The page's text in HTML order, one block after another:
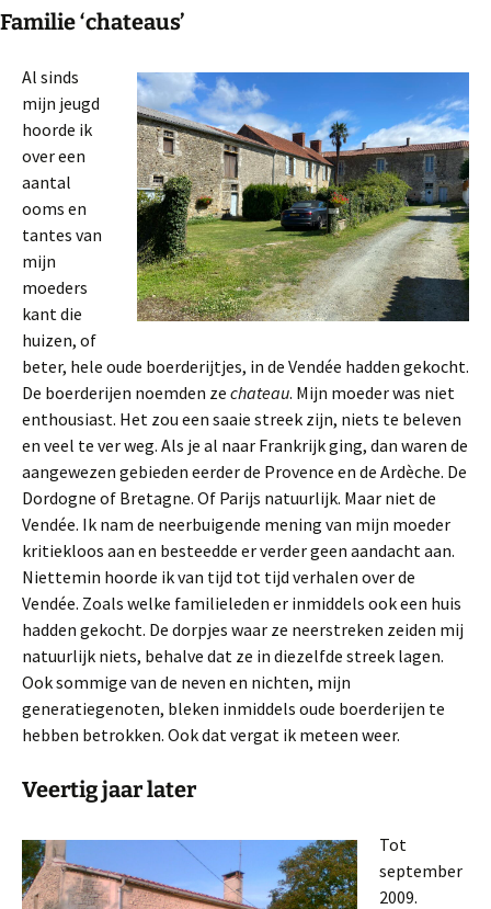
Familie ‘chateaus’
Al sinds
mijn jeugd
hoorde ik
over een
aantal
ooms en
tantes van
mijn
moeders
kant die
huizen, of
beter, hele oude boerderijtjes, in de Vendée hadden gekocht.
De boerderijen noemden ze chateau. Mijn moeder was niet
enthousiast. Het zou een saaie streek zijn, niets te beleven
en veel te ver weg. Als je al naar Frankrijk ging, dan waren de
aangewezen gebieden eerder de Provence en de Ardèche. De
Dordogne of Bretagne. Of Parijs natuurlijk. Maar niet de
Vendée. Ik nam de neerbuigende mening van mijn moeder
kritiekloos aan en besteedde er verder geen aandacht aan.
Niettemin hoorde ik van tijd tot tijd verhalen over de
Vendée. Zoals welke familieleden er inmiddels ook een huis
hadden gekocht. De dorpjes waar ze neerstreken zeiden mij
natuurlijk niets, behalve dat ze in diezelfde streek lagen.
Ook sommige van de neven en nichten, mijn
generatiegenoten, bleken inmiddels oude boerderijen te
hebben betrokken. Ook dat vergat ik meteen weer.
Veertig jaar later
Tot
september
2009.